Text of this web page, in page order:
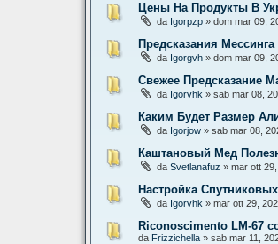
Цены На Продукты В
da Igorpzp » dom mar 09,
Предсказания
da Igorgvh » dom mar 09,
Свежее Предсказание
da Igorvhk » sab mar 08,
Каким Будет Размер
da Igorjow » sab mar 08,
Каштановый Мед
da Svetlanafuz » mar ott
Настройка
da Igorvhk » mar ott 29,
Riconoscimento LM-67
da Frizzichella » sab mar 11,